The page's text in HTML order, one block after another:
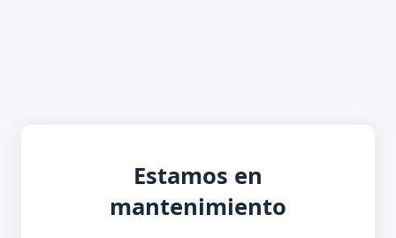
Estamos en
mantenimiento